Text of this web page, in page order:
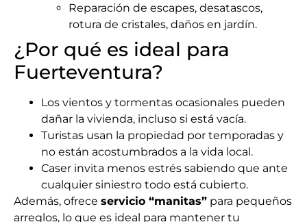
Reparación de escapes, desatascos,
rotura de cristales, daños en jardín.
¿Por qué es ideal para
Fuerteventura?
Los vientos y tormentas ocasionales pueden
dañar la vivienda, incluso si está vacía.
Turistas usan la propiedad por temporadas y
no están acostumbrados a la vida local.
Caser invita menos estrés sabiendo que ante
cualquier siniestro todo está cubierto.
Además, ofrece servicio “manitas” para pequeños
arreglos, lo que es ideal para mantener tu